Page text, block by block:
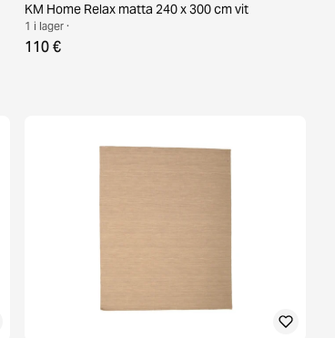
KM Home Relax matta 240 x 300 cm vit
1 i lager ·
110 €